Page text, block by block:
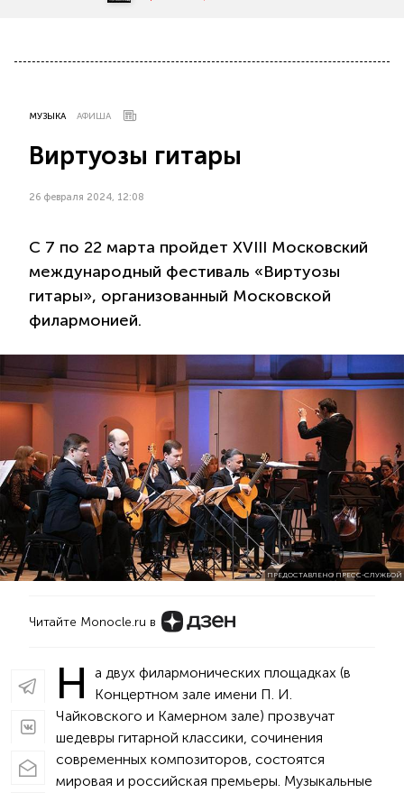
МУЗЫКА АФИША
Виртуозы гитары
26 февраля 2024, 12:08
С 7 по 22 марта пройдет XVIII Московский
международный фестиваль «Виртуозы
гитары», организованный Московской
филармонией.
ПРЕДОСТАВЛЕНО ПРЕСС-СЛУЖБОЙ
Читайте Monocle.ru в
Н
а двух филармонических площадках (в
Концертном зале имени П. И.
Чайковского и Камерном зале) прозвучат
шедевры гитарной классики, сочинения
современных композиторов, состоятся
мировая и российская премьеры. Музыкальные